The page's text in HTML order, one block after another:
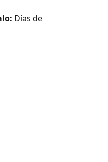
Días de